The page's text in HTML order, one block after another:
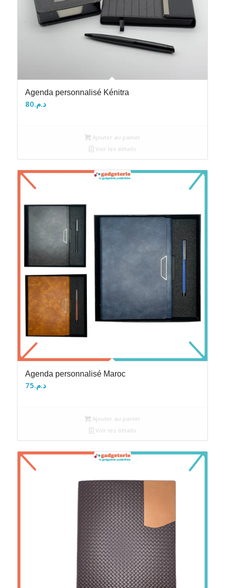
Agenda personnalisé Kénitra
د.م.80
Ajouter au panier
Voir les détails
Agenda personnalisé Maroc
د.م.75
Ajouter au panier
Voir les détails